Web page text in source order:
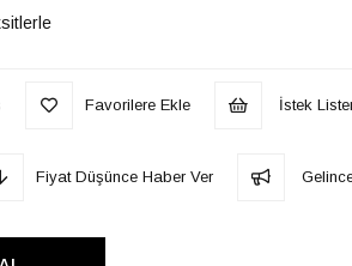
Favorilere Ekle İstek
Fiyat Düşünce Haber Ver